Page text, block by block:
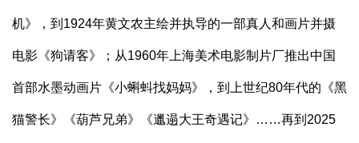
机》，到1924年黄文农主绘并执导的一部真人和画片并摄
电影《狗请客》；从1960年上海美术电影制片厂推出中国
首部水墨动画片《小蝌蚪找妈妈》，到上世纪80年代的《黑
猫警长》《葫芦兄弟》《邋遢大王奇遇记》……再到2025